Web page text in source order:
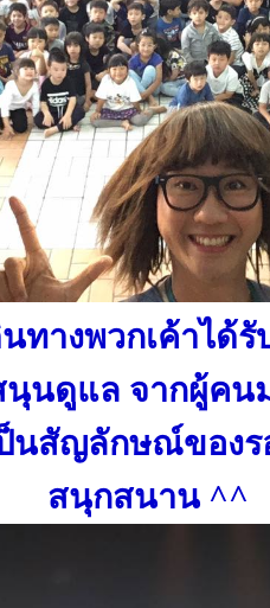
ทางพวกเค้าได้รั
นดูแล จากผู้คน
นสัญลักษณ์ของ
สนุกสนาน ^^